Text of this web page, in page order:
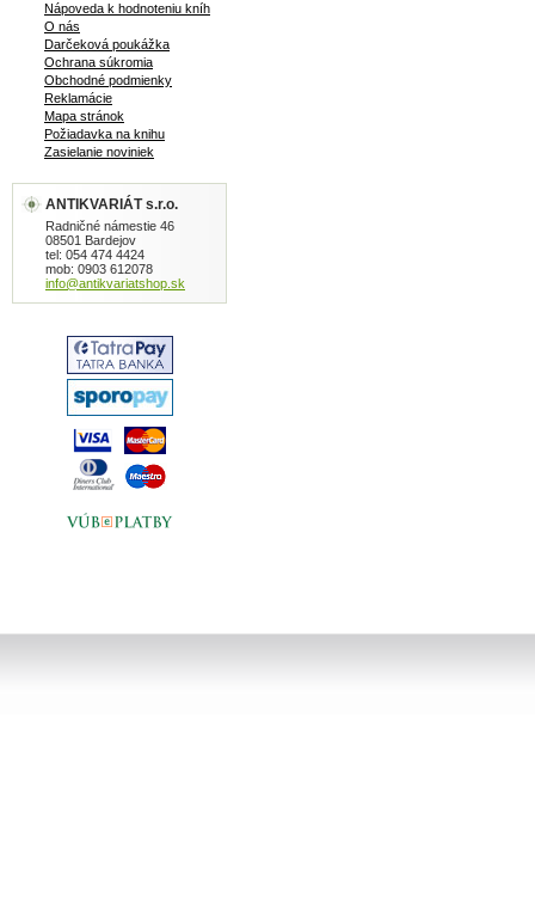
Nápoveda k hodnoteniu kníh
O nás
Darčeková poukážka
Ochrana súkromia
Obchodné podmienky
Reklamácie
Mapa stránok
Požiadavka na knihu
Zasielanie noviniek
ANTIKVARIÁT s.r.o.
Radničné námestie 46
08501 Bardejov
tel: 054 474 4424
mob: 0903 612078
info@antikvariatshop.sk